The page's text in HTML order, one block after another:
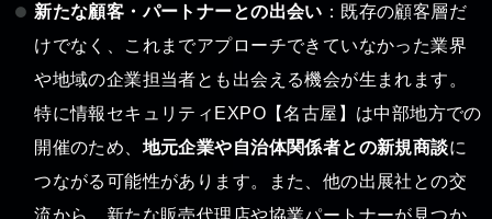
新たな顧客・パートナーとの出会い ：既存の顧客層だ
けでなく、これまでアプローチできていなかった業界
や地域の企業担当者とも出会える機会が生まれます。
特に情報セキュリティEXPO【名古屋】は中部地方での
開催のため、 地元企業や自治体関係者との新規商談に
つながる可能性があります。また、他の出展社との交
流から、新たな販売代理店や協業パートナーが見つか